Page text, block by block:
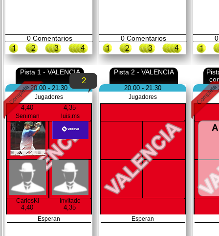
0Comentarios 0Comentarios 0
Pista 1 - VALENCIA
20:00 - 21:30
Jugadores
4,40
Seniman
4,35
luis.ms
CarlosKi
4,40
Invitado
4,35
Esperan
2
Pista 2 - VALENCIA
20:00 - 21:30
Jugadores
Esperan